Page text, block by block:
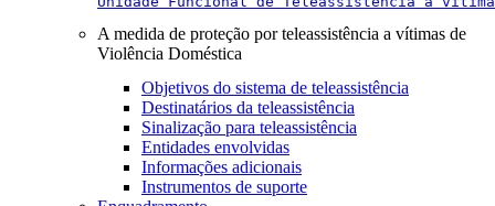
A medida de proteção por teleassistência a vítimas de
Violência Doméstica
Objetivos do sistema de teleassistência
Destinatários da teleassistência
Sinalização para teleassistência
Entidades envolvidas
Informações adicionais
Instrumentos de suporte